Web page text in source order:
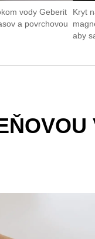
vody Geberit
a povrchovou
Kryt
aby